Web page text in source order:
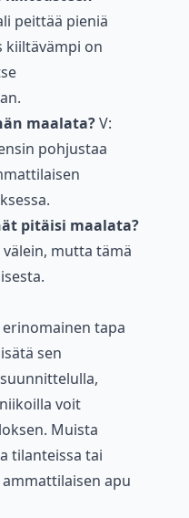
peittää pieniä
kiiltävämpi on
maalata?V:
pohjustaa
pitäisi maalata?
välein, mutta tämä
erinomainen tapa
sen
voit
Muista
tilanteissa tai
apu